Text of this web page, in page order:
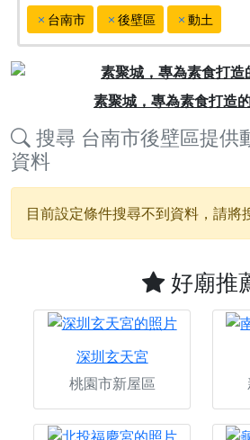
台南市 後壁區 動土
素聚城，專為素食打造
Previous
搜尋 台南市後壁區提供
資料
目前設定條件搜尋不到資料，請將
好廟推
深圳玄天宮
桃園市新屋區